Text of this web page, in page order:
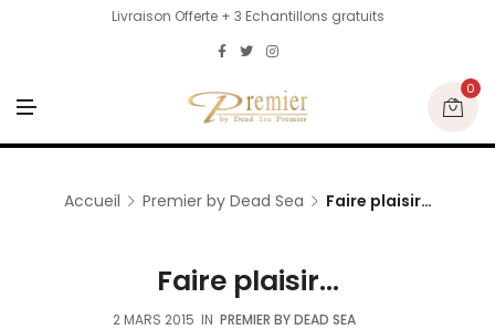
Livraison Offerte + 3 Echantillons gratuits
N
U
0
Accueil Premier by Dead Sea Faire plaisir…
Faire plaisir…
2 MARS 2015 IN PREMIER BY DEAD SEA